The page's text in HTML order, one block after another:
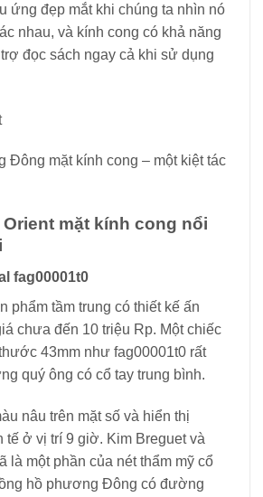
ứng đẹp mắt khi chúng ta nhìn nó
nhau, và kính cong có khả năng
đọc sách ngay cả khi sử dụng
Đông mặt kính cong – một kiệt tác
mặt kính cong nổi
fag00001t0
phẩm tầm trung có thiết kế ấn
chưa đến 10 triệu Rp. Một chiếc
43mm như fag00001t0 rất
quý ông có cổ tay trung bình.
nâu trên mặt số và hiển thị
tế ở vị trí 9 giờ. Kim Breguet và
là một phần của nét thẩm mỹ cổ
hồ phương Đông có đường